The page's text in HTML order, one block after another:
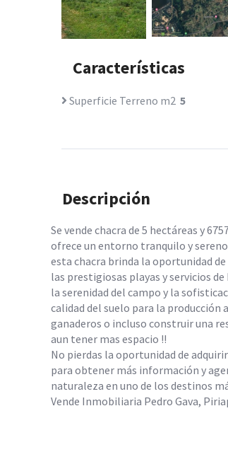
Características
Superficie Terreno m2 5
Descripción
Se vende chacra de 5 hectáreas y
ofrece un entorno tranquilo y
esta chacra brinda la oportunidad
las prestigiosas playas y servicios
la serenidad del campo y la
calidad del suelo para la
ganaderos o incluso construir una
aun tener mas espacio !!
No pierdas la oportunidad de
para obtener más información y
naturaleza en uno de los destinos
Vende Inmobiliaria Pedro Gava,